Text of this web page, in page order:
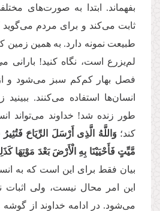
بفهماند. ابتدا به صورت‌های
ثابت می‌کند و برای مردم می‌گوید
طبیعت نمونه‌ دارد. به همین
لم‌یزرع است، نگاه کنید! بارانی
فصل بهار کم‌کم سبز می‌شود و
انسان‌ها استفاده می‌کنند.
طور زنده شد! خداوند می‌تواند
کند؛وَاللَّهُ الَّذِی أَرْسَلَ الرِّیَاحَ
مَّیِّتٍ فَأَحْیَیْنَا بِهِ الْأَرْضَ بَعْدَ مَوْتِهَا
بیان فقط برای این است که به
این امر محال نیست، ولی اثبات
می‌شود. در ادامه خداوند از گوشه